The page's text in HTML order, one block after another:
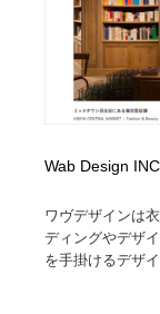
Wab Design
ワヴデザインは
ディングやデザ
を手掛けるデザ